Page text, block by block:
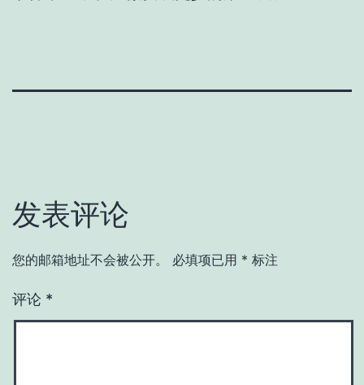
发表评论
您的邮箱地址不会被公开。 必填项已用 * 标注
评论 *